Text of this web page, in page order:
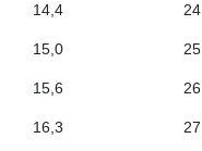
14,4 24
15,0 25
15,6 26
16,3 27